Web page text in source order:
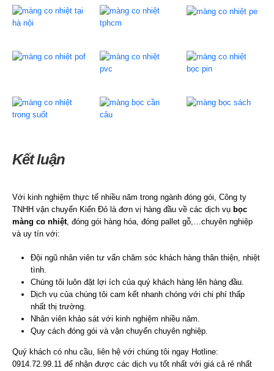
Kết luận
Với kinh nghiệm thực tế nhiều năm trong ngành đóng gói, Công ty
TNHH vận chuyển Kiến Đỏ là đơn vị hàng đầu về các dịch vụ bọc
màng co nhiệt, đóng gói hàng hóa, đóng pallet gỗ,…chuyên nghiệp
và uy tín với:
Đội ngũ nhân viên tư vấn chăm sóc khách hàng thân thiện, nhiệt
tình.
Chúng tôi luôn đặt lợi ích của quý khách hàng lên hàng đầu.
Dịch vụ của chúng tôi cam kết nhanh chóng với chi phí thấp
nhất thị trường.
Nhân viên khảo sát với kinh nghiệm nhiều năm.
Quy cách đóng gói và vận chuyển chuyên nghiệp.
Quý khách có nhu cầu, liên hệ với chúng tôi ngay Hotline:
0914.72.99.11 để nhận được các dịch vụ tốt nhất với giá cả rẻ nhất